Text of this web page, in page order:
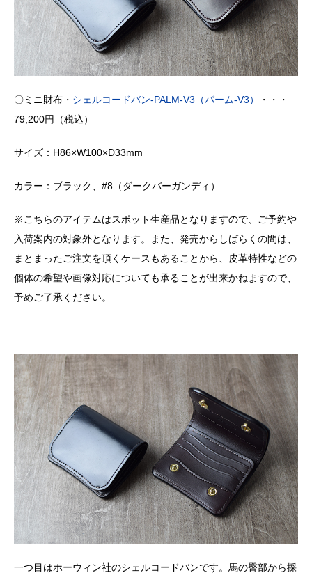
〇ミニ財布・ シェルコードバン-PALM-V3（パーム-V3）
・・・
79,200円（税込）
サイズ：H86×W100×D33mm
カラー：ブラック、#8（ダークバーガンディ）
※こちらのアイテムはスポット生産品となりますので、ご予約や
入荷案内の対象外となります。また、発売からしばらくの間は、
まとまったご注文を頂くケースもあることから、皮革特性などの
個体の希望や画像対応についても承ることが出来かねますので、
予めご了承ください。
一つ目はホーウィン社のシェルコードバンです。馬の臀部から採